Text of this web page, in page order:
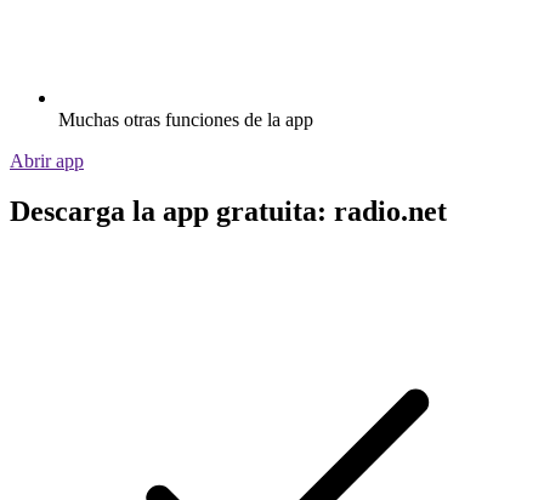
Muchas otras funciones de la app
Abrir app
Descarga la app gratuita: radio.net